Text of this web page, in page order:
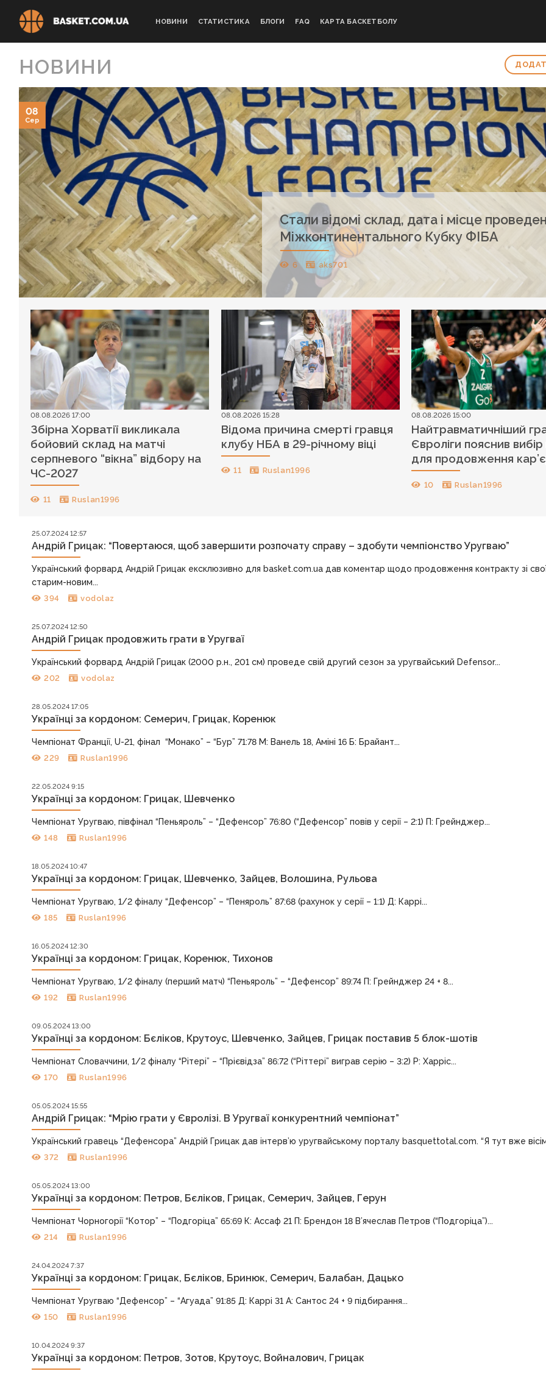
НОВИНИ СТАТИСТИКА БЛОГИ FAQ КАРТА БАСКЕТБОЛУ
НОВИНИ
Стали відомі склад, дата і місце
Міжконтинентального Кубку ФІБА
6 aks701
08
Сер
08.08.2026 17:00
Збірна Хорватії викликала
бойовий склад на матчі
серпневого “вікна” відбору на
ЧС-2027
11 Ruslan1996
08.08.2026 15:28
Відома причина смерті гравця
клубу НБА в 29-річному віці
11 Ruslan1996
08.08.2026 15:00
Найтравматичніший
Євроліги пояснив вибір
для продовження
10 Ruslan1996
25.07.2024 12:57
Андрій Грицак: “Повертаюся, щоб завершити розпочату справу – здобути чемпіонство Уругваю”
Український форвард Андрій Грицак ексклюзивно для basket.com.ua дав коментар щодо продовження контракту зі
старим-новим...
394 vodolaz
25.07.2024 12:50
Андрій Грицак продовжить грати в Уругваї
Український форвард Андрій Грицак (2000 р.н., 201 см) проведе свій другий сезон за уругвайський Defensor...
202 vodolaz
28.05.2024 17:05
Українці за кордоном: Семерич, Грицак, Коренюк
Чемпіонат Франції, U-21, фінал “Монако” – “Бур” 71:78 М: Ванель 18, Аміні 16 Б: Брайант...
229 Ruslan1996
22.05.2024 9:15
Українці за кордоном: Грицак, Шевченко
Чемпіонат Уругваю, півфінал “Пеньяроль” – “Дефенсор” 76:80 (“Дефенсор” повів у серії – 2:1) П: Грейнджер...
148 Ruslan1996
18.05.2024 10:47
Українці за кордоном: Грицак, Шевченко, Зайцев, Волошина, Рульова
Чемпіонат Уругваю, 1/2 фіналу “Дефенсор” – “Пеняроль” 87:68 (рахунок у серії – 1:1) Д: Каррі...
185 Ruslan1996
16.05.2024 12:30
Українці за кордоном: Грицак, Коренюк, Тихонов
Чемпіонат Уругваю, 1/2 фіналу (перший матч) “Пеньяроль” – “Дефенсор” 89:74 П: Грейнджер 24 + 8...
192 Ruslan1996
09.05.2024 13:00
Українці за кордоном: Бєліков, Крутоус, Шевченко, Зайцев, Грицак поставив 5 блок-шотів
Чемпіонат Словаччини, 1/2 фіналу “Рітері” – “Прієвідза” 86:72 (“Ріттері” виграв серію – 3:2) Р: Харріс...
170 Ruslan1996
05.05.2024 15:55
Андрій Грицак: “Мрію грати у Євролізі. В Уругваї конкурентний чемпіонат”
Український гравець “Дефенсора” Андрій Грицак дав інтерв’ю уругвайському порталу basquettotal.com. “Я тут вже вісім
372 Ruslan1996
05.05.2024 13:00
Українці за кордоном: Петров, Бєліков, Грицак, Семерич, Зайцев, Герун
Чемпіонат Чорногорії “Котор” – “Подгоріца” 65:69 К: Ассаф 21 П: Брендон 18 В’ячеслав Петров (“Подгоріца”)...
214 Ruslan1996
24.04.2024 7:37
Українці за кордоном: Грицак, Бєліков, Бринюк, Семерич, Балабан, Дацько
Чемпіонат Уругваю “Дефенсор” – “Агуада” 91:85 Д: Каррі 31 А: Сантос 24 + 9 підбирання...
150 Ruslan1996
10.04.2024 9:37
Українці за кордоном: Петров, Зотов, Крутоус, Войналович, Грицак